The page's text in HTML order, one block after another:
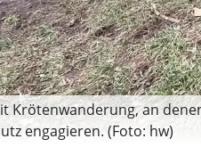
Krötenwanderung, an
engagieren. (Foto: hw)